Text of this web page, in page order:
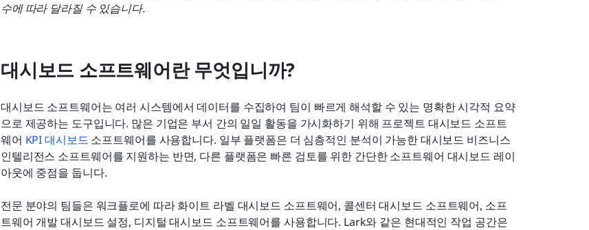
수에 따라 달라질 수 있습니다.
대시보드 소프트웨어란 무엇입니까?
대시보드 소프트웨어는 여러 시스템에서 데이터를 수집하여 팀이 빠르게 해석할 수 있는 명확한 시각적 요약
으로 제공하는 도구입니다. 많은 기업은 부서 간의 일일 활동을 가시화하기 위해 프로젝트 대시보드 소프트
웨어 KPI 대시보드 소프트웨어를 사용합니다. 일부 플랫폼은 더 심층적인 분석이 가능한 대시보드 비즈니스
인텔리전스 소프트웨어를 지원하는 반면, 다른 플랫폼은 빠른 검토를 위한 간단한 소프트웨어 대시보드 레이
아웃에 중점을 둡니다.
전문 분야의 팀들은 워크플로에 따라 화이트 라벨 대시보드 소프트웨어, 콜센터 대시보드 소프트웨어, 소프
트웨어 개발 대시보드 설정, 디지털 대시보드 소프트웨어를 사용합니다. Lark와 같은 현대적인 작업 공간은